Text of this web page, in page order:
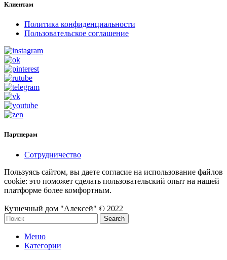
Клиентам
Политика конфиденциальности
Пользовательское соглашение
Партнерам
Сотрудничество
Пользуясь сайтом, вы даете согласие на использование файлов
cookie: это поможет сделать пользовательский опыт на нашей
платформе более комфортным.
Кузнечный дом "Алексей" © 2022
Search
Меню
Категории